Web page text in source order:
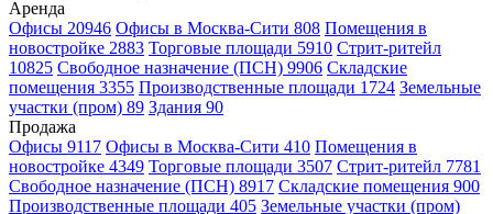
Аренда
Офисы 20946 Офисы в Москва-Сити 808 Помещения в
новостройке 2883 Торговые площади 5910 Стрит-ритейл
10825 Свободное назначение (ПСН) 9906 Складские
помещения 3355 Производственные площади 1724 Земельные
участки (пром) 89 Здания 90
Продажа
Офисы 9117 Офисы в Москва-Сити 410 Помещения в
новостройке 4349 Торговые площади 3507 Стрит-ритейл 7781
Свободное назначение (ПСН) 8917 Складские помещения 900
Производственные площади 405 Земельные участки (пром)